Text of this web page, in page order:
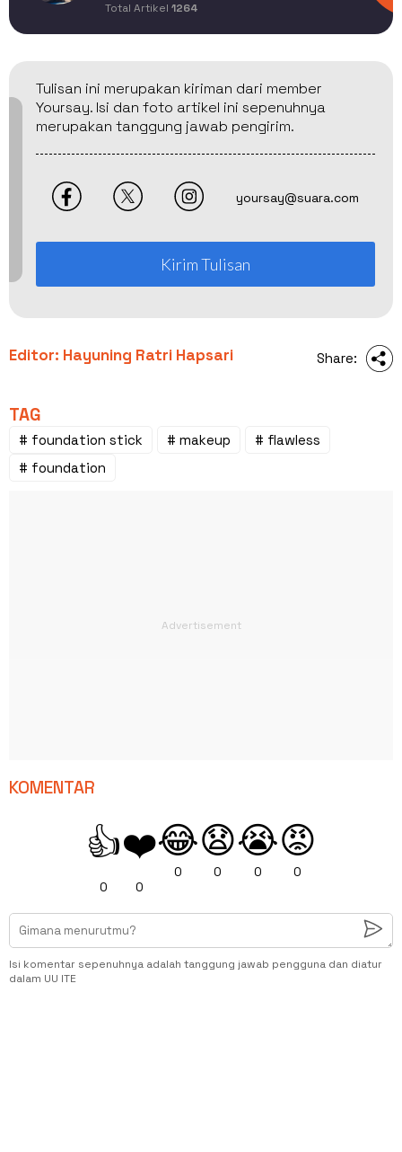
Total Artikel 1264
Tulisan ini merupakan kiriman dari member
Yoursay. Isi dan foto artikel ini sepenuhnya
merupakan tanggung jawab pengirim.
yoursay@suara.com
Kirim Tulisan
Editor: Hayuning Ratri Hapsari Share:
TAG
# foundation stick # makeup
# flawless
# foundation
KOMENTAR
👍
0
❤️
0
😂
0
😧
0
😭
0
😡
0
Isi komentar sepenuhnya adalah tanggung jawab pengguna dan diatur
dalam UU ITE